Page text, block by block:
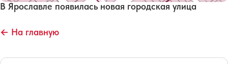
В Ярославле появилась новая городская улица
← На главную